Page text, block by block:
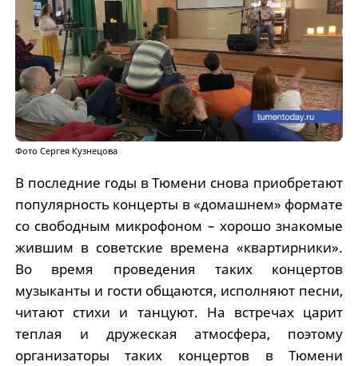
Фото Сергея Кузнецова
В последние годы в Тюмени снова приобретают
популярность концерты в «домашнем» формате
со свободным микрофоном – хорошо знакомые
жившим в советские времена «квартирники».
Во время проведения таких концертов
музыканты и гости общаются, исполняют песни,
читают стихи и танцуют. На встречах царит
теплая и дружеская атмосфера, поэтому
организаторы таких концертов в Тюмени